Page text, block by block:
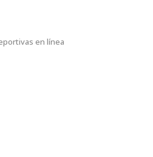
en línea